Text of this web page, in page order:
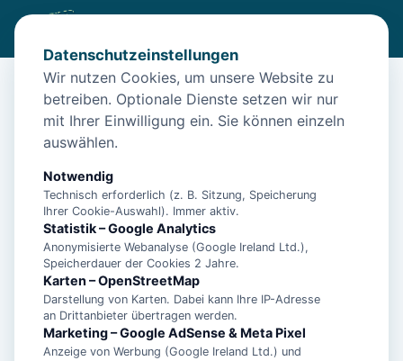
/Unterkünfte /Norden/
Allergikerfreundlich: Ferienwohnung Wellness-Oase in Norden
Allergikerfreundlich:
Ferienwohnung Wellness-Oase in
Norden
26506 Norden
Datenschutzeinstellungen
Wir nutzen Cookies, um unsere Website zu
betreiben. Optionale Dienste setzen wir nur
mit Ihrer Einwilligung ein. Sie können einzeln
auswählen.
Notwendig
Technisch erforderlich (z. B. Sitzung, Speicherung
Ihrer Cookie-Auswahl). Immer aktiv.
Statistik – Google Analytics
Anonymisierte Webanalyse (Google Ireland Ltd.),
Speicherdauer der Cookies 2 Jahre.
Karten – OpenStreetMap
Darstellung von Karten. Dabei kann Ihre IP-Adresse
an Drittanbieter übertragen werden.
Marketing – Google AdSense & Meta Pixel
Anzeige von Werbung (Google Ireland Ltd.) und